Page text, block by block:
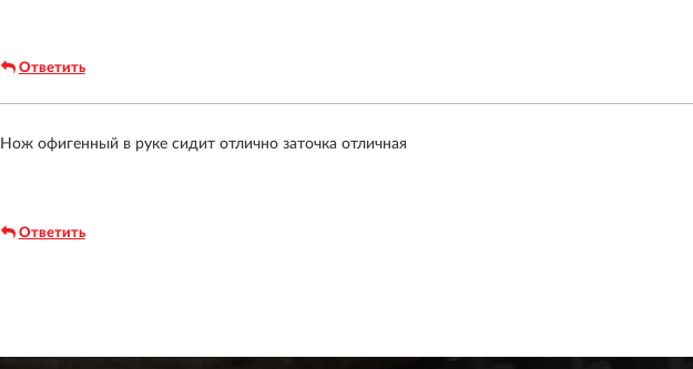
Ответить
Нож офигенный в руке сидит отлично заточка отличная
Ответить